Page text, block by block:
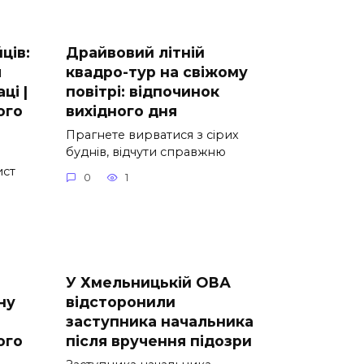
|
Драйвовий літній
квадро-тур на свіжому
повітрі: відпочинок
вихідного дня
Прагнете вирватися з сірих
буднів, відчути справжню
0 1
У Хмельницькій ОВА
відсторонили
заступника начальника
після вручення підозри